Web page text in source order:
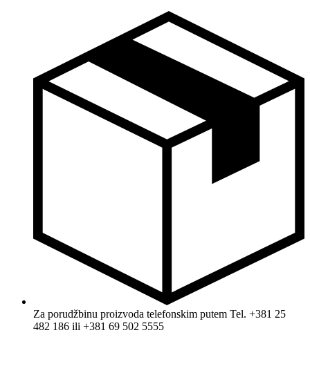
Za porudžbinu proizvoda telefonskim putem Tel. +381 25
482 186 ili +381 69 502 5555